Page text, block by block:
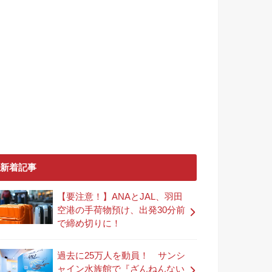
新着記事
【要注意！】ANAとJAL、羽田
空港の手荷物預け、出発30分前
で締め切りに！
過去に25万人を動員！ サンシ
ャイン水族館で『ざんねんない